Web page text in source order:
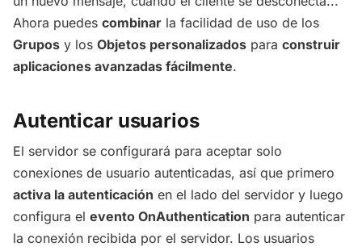
Ahora puedes combinar la facilidad de uso de los
Grupos y los Objetos personalizados para construir
aplicaciones avanzadas fácilmente.
Autenticar usuarios
El servidor se configurará para aceptar solo
conexiones de usuario autenticadas, así que primero
activa la autenticación en el lado del servidor y luego
configura el evento OnAuthentication para autenticar
la conexión recibida por el servidor. Los usuarios